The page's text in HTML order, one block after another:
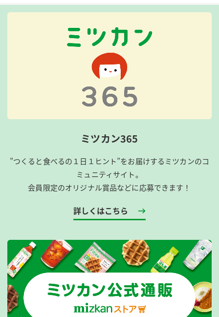
ミツカン365
”つくると食べるの１日１ヒント”をお届けするミツカンのコ
ミュニティサイト。
会員限定のオリジナル賞品などに応募できます！
詳しくはこちら